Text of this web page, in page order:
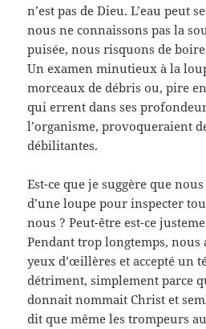
n’est pas de Dieu. L’eau peut
nous ne connaissons pas la
puisée, nous risquons de
Un examen minutieux à la
morceaux de débris ou, pire
qui errent dans ses
l’organisme, provoqueraient
débilitantes.
Est-ce que je suggère que
d’une loupe pour inspecter
nous ? Peut-être est-ce
Pendant trop longtemps, nous
yeux d’œillères et accepté un
détriment, simplement parce
donnait nommait Christ et
dit que même les trompeurs